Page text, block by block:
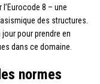
8 – une
des structures.
pour prendre en
dans ce domaine.
normes